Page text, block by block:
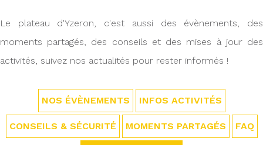
Le plateau d'Yzeron, c'est aussi des évènements, des
moments partagés, des conseils et des mises à jour des
activités, suivez nos actualités pour rester informés !
NOS ÉVÈNEMENTS INFOS ACTIVITÉS
CONSEILS & SÉCURITÉ MOMENTS PARTAGÉS FAQ